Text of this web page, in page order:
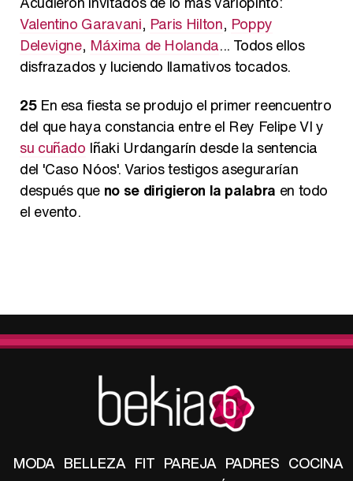
Valentino Garavani, Paris Hilton, Poppy
Delevigne, Máxima de Holanda... Todos ellos
disfrazados y luciendo llamativos tocados.
25En esa fiesta se produjo el primer reencuentro
del que haya constancia entre el Rey Felipe VI y
su cuñado Iñaki Urdangarín desde la sentencia
del 'Caso Nóos'. Varios testigos asegurarían
después que no se dirigieron la palabra en todo
el evento.
MODA BELLEZA FIT PAREJA PADRES COCINA